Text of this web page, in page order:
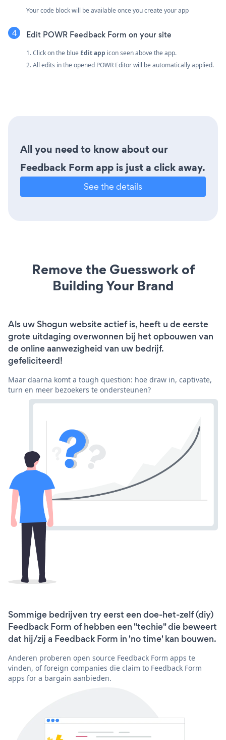
Your code block will be available once you create your app
Edit POWR Feedback Form on your site
1. Click on the blue Edit app icon seen above the app.
2. All edits in the opened POWR Editor will be automatically applied.
All you need to know about our
Feedback Form app is just a click away.
See the details
Remove the Guesswork of
Building Your Brand
Als uw Shogun website actief is, heeft u de eerste
grote uitdaging overwonnen bij het opbouwen van
de online aanwezigheid van uw bedrijf.
gefeliciteerd!
Maar daarna komt a tough question: hoe draw in, captivate,
turn en meer bezoekers te ondersteunen?
Sommige bedrijven try eerst een doe-het-zelf (diy)
Feedback Form of hebben een "techie" die beweert
dat hij/zij a Feedback Form in 'no time' kan bouwen.
Anderen proberen open source Feedback Form apps te
vinden, of foreign companies die claim to Feedback Form
apps for a bargain aanbieden.